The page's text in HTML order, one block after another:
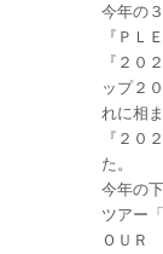
今年の
『ＰＬ
『２０
ップ２
れに相
『２０
た。
今年の
ツアー
ＯＵＲ